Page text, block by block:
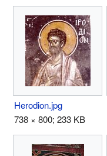
Herodion.jpg
738 × 800; 233 KB